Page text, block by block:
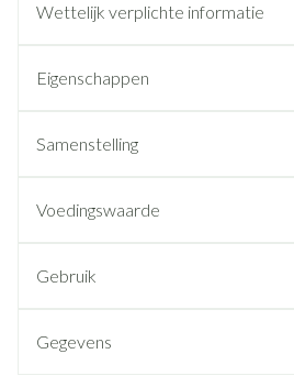
Wettelijk verplichte informatie
Eigenschappen
Samenstelling
Voedingswaarde
Gebruik
Gegevens